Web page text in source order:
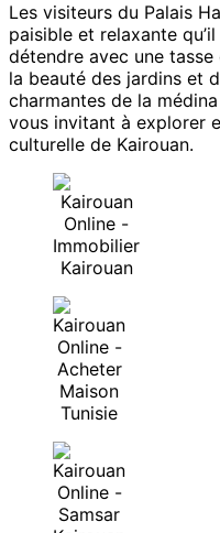
Les visiteurs du Palais
paisible et relaxante
détendre avec une
la beauté des jardins et
charmantes de la
vous invitant à explorer
culturelle de Kairouan.